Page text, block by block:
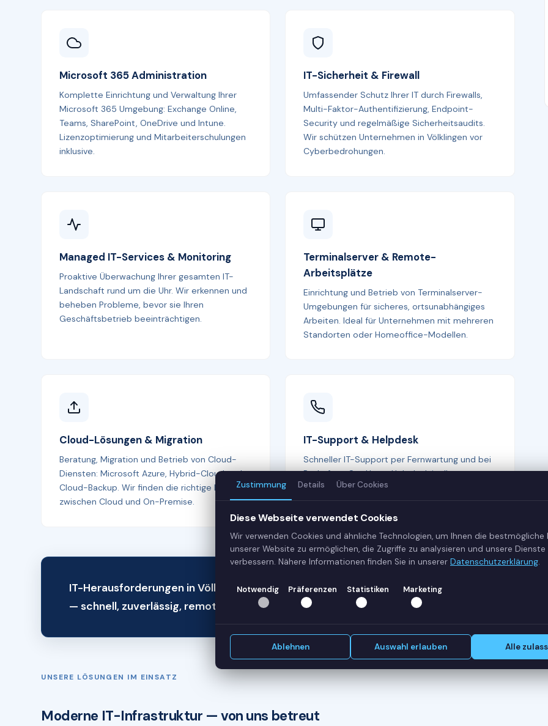
Microsoft 365 Administration
Komplette Einrichtung und Verwaltung Ihrer
Microsoft 365 Umgebung: Exchange Online,
Teams, SharePoint, OneDrive und Intune.
Lizenzoptimierung und Mitarbeiterschulungen
inklusive.
IT-Sicherheit & Firewall
Umfassender Schutz Ihrer IT durch Firewalls,
Multi-Faktor-Authentifizierung, Endpoint-
Security und regelmäßige Sicherheitsaudits.
Wir schützen Unternehmen in Völklingen vor
Cyberbedrohungen.
Managed IT-Services & Monitoring
Proaktive Überwachung Ihrer gesamten IT-
Landschaft rund um die Uhr. Wir erkennen und
beheben Probleme, bevor sie Ihren
Geschäftsbetrieb beeinträchtigen.
Terminalserver & Remote-
Arbeitsplätze
Einrichtung und Betrieb von Terminalserver-
Umgebungen für sicheres, ortsunabhängiges
Arbeiten. Ideal für Unternehmen mit mehreren
Standorten oder Homeoffice-Modellen.
Cloud-Lösungen & Migration
Beratung, Migration und Betrieb von Cloud-
Diensten: Microsoft Azure, Hybrid-Cloud und
Cloud-Backup. Wir finden die richtige Balance
zwischen Cloud und On-Premise.
IT-Support & Helpdesk
Schneller IT-Support per Fernwartung und bei
Bedarf vor Ort. Unser Helpdesk ist Ihr erster
Ansprechpartner bei allen IT-Fragen —
IT-Herausforderungen in Völklingen? Wir helfen
— schnell, zuverlässig, remote.
Erstgespräch vereinbaren
UNSERE LÖSUNGEN IM EINSATZ
Moderne IT-Infrastruktur — von uns betreut
Zustimmung Details Über Cookies
Diese Webseite verwendet Cookies
Wir verwenden Cookies und ähnliche Technologien, um Ihnen die bestmögliche
unserer Website zu ermöglichen, die Zugriffe zu analysieren und unsere
verbessern. Nähere Informationen finden Sie in unserer Datenschutzerklärung.
Notwendig Präferenzen Statistiken Marketing
Ablehnen Auswahl erlauben Alle